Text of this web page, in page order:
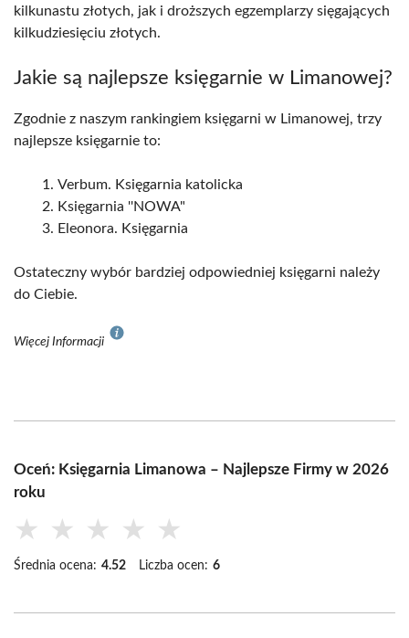
kilkunastu złotych, jak i droższych egzemplarzy sięgających
kilkudziesięciu złotych.
Jakie są najlepsze księgarnie w Limanowej?
Zgodnie z naszym rankingiem księgarni w Limanowej, trzy
najlepsze księgarnie to:
Verbum. Księgarnia katolicka
Księgarnia ''NOWA"
Eleonora. Księgarnia
Ostateczny wybór bardziej odpowiedniej księgarni należy
do Ciebie.
Więcej Informacji
Oceń: Księgarnia Limanowa – Najlepsze Firmy w 2026
roku
★ ★ ★ ★ ★
Średnia ocena: 4.52 Liczba ocen: 6